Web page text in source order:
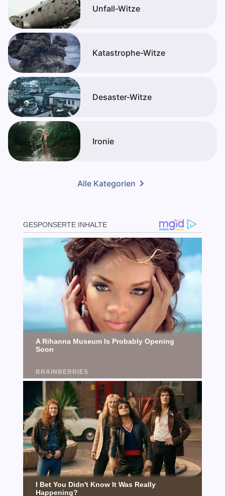
Unfall-Witze
Katastrophe-Witze
Desaster-Witze
Ironie
Alle Kategorien